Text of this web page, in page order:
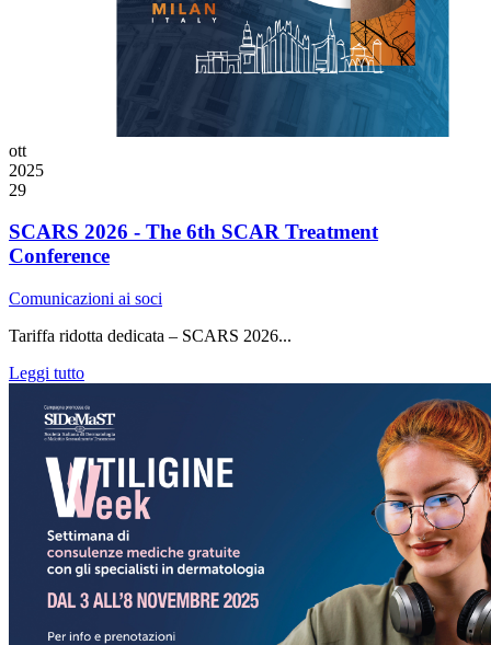
ott
2025
29
SCARS 2026 - The 6th SCAR Treatment
Conference
Comunicazioni ai soci
Tariffa ridotta dedicata – SCARS 2026...
Leggi tutto